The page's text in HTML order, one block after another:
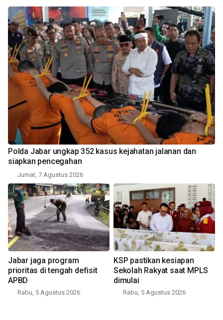
Polda Jabar ungkap 352 kasus kejahatan jalanan dan
siapkan pencegahan
Jumat, 7 Agustus 2026
Jabar jaga program
prioritas di tengah defisit
APBD
Rabu, 5 Agustus 2026
KSP pastikan kesiapan
Sekolah Rakyat saat MPLS
dimulai
Rabu, 5 Agustus 2026